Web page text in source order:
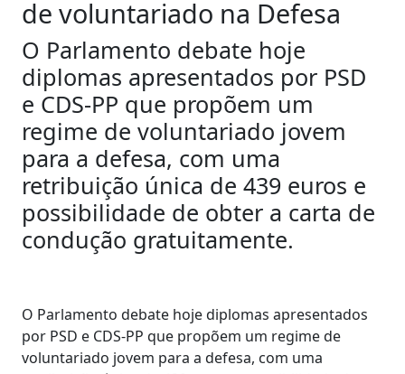
de voluntariado na Defesa
O Parlamento debate hoje
diplomas apresentados por PSD
e CDS-PP que propõem um
regime de voluntariado jovem
para a defesa, com uma
retribuição única de 439 euros e
possibilidade de obter a carta de
condução gratuitamente.
O Parlamento debate hoje diplomas apresentados
por PSD e CDS-PP que propõem um regime de
voluntariado jovem para a defesa, com uma